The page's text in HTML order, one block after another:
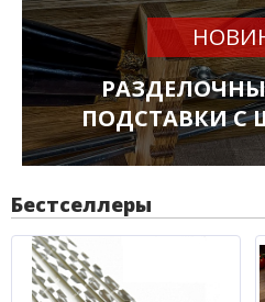
ПОДСТАВКИ С
Бестселлеры